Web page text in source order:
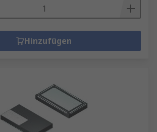
Hinzufügen